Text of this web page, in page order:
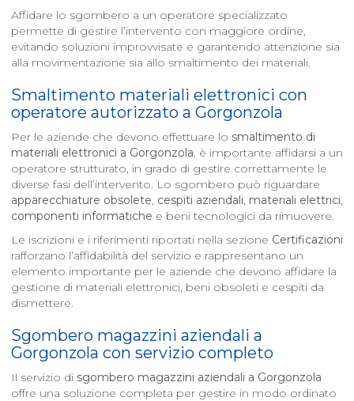
Affidare lo sgombero a un operatore specializzato
permette di gestire l’intervento con maggiore ordine,
evitando soluzioni improvvisate e garantendo attenzione sia
alla movimentazione sia allo smaltimento dei materiali.
Smaltimento materiali elettronici con
operatore autorizzato a Gorgonzola
Per le aziende che devono effettuare lo smaltimento di
materiali elettronici a Gorgonzola, è importante affidarsi a un
operatore strutturato, in grado di gestire correttamente le
diverse fasi dell’intervento. Lo sgombero può riguardare
apparecchiature obsolete, cespiti aziendali, materiali elettrici,
componenti informatiche e beni tecnologici da rimuovere.
Le iscrizioni e i riferimenti riportati nella sezione Certificazioni
rafforzano l’affidabilità del servizio e rappresentano un
elemento importante per le aziende che devono affidare la
gestione di materiali elettronici, beni obsoleti e cespiti da
dismettere.
Sgombero magazzini aziendali a
Gorgonzola con servizio completo
Il servizio di sgombero magazzini aziendali a Gorgonzola
offre una soluzione completa per gestire in modo ordinato